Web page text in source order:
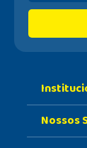
Sobre A
Nossos